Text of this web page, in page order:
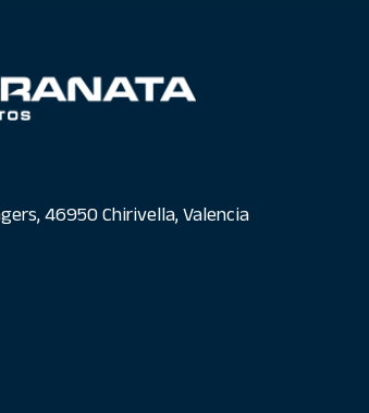
46950 Chirivella, Valencia